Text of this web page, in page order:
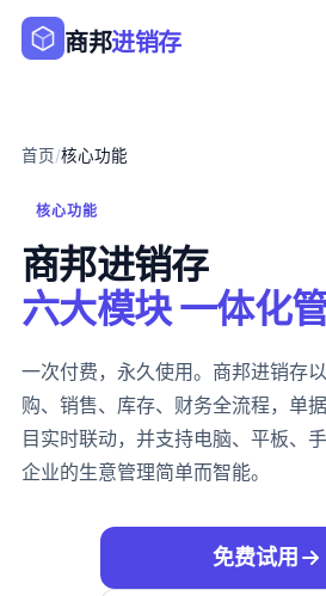
商邦进销存
首页/核心功能
核心功能
商邦进销存
六大模块 一体化
一次付费，永久使用。商邦进销存
购、销售、库存、财务全流程，单
目实时联动，并支持电脑、平板、
企业的生意管理简单而智能。
免费试用